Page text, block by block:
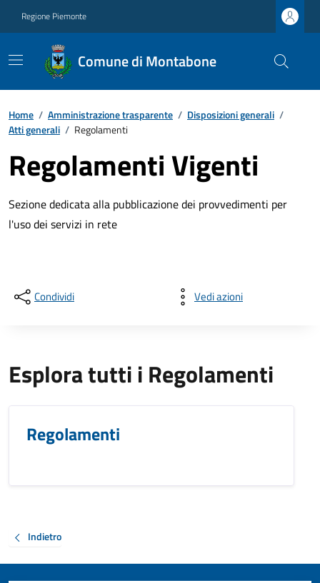
Regione Piemonte
Comune di Montabone
Home / Amministrazione trasparente / Disposizioni generali /
Atti generali / Regolamenti
Regolamenti Vigenti
Sezione dedicata alla pubblicazione dei provvedimenti per
l'uso dei servizi in rete
Condividi Vedi azioni
Esplora tutti i Regolamenti
Regolamenti
Indietro